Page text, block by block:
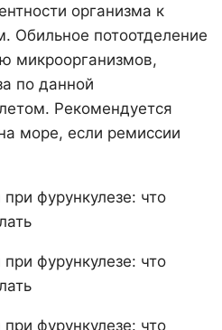
организма к
Обильное потоотделение
микроорганизмов,
по данной
Рекомендуется
море, если ремиссии